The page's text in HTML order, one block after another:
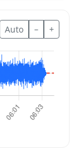
Auto – +